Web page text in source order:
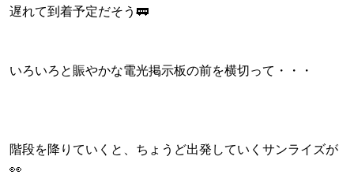
遅れて到着予定だそう🚃
いろいろと賑やかな電光掲示板の前を横切って・・・
階段を降りていくと、ちょうど出発していくサンライズが
👀